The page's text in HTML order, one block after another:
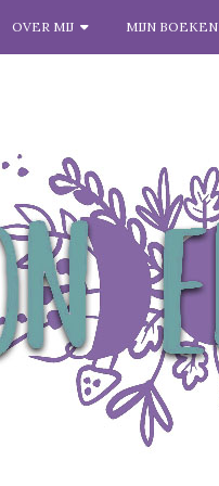
OVER MIJ MIJN BOEKEN